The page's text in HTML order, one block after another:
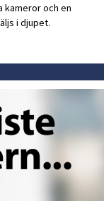
kameror och en
i djupet.